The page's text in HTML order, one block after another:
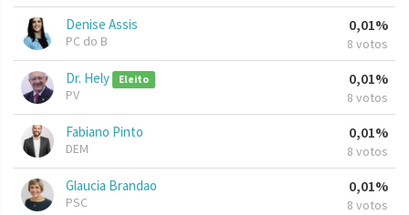
Denise Assis
PC do B
0,01%
8 votos
Dr. Hely Eleito
PV
0,01%
8 votos
Fabiano Pinto
DEM
0,01%
8 votos
Glaucia Brandao
PSC
0,01%
8 votos